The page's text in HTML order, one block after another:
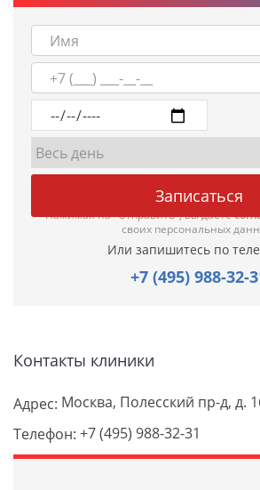
Нажимая на "Отправить", вы даете
своих персональных
Или запишитесь по
+7 (495) 988-32-
Контакты клиники
Адрес: Москва, Полесский пр-д, д.
Телефон: +7 (495) 988-32-31